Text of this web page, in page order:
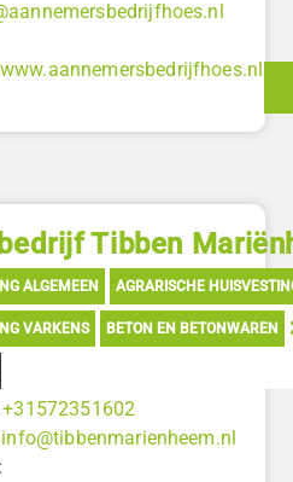
Tibben
ALGEMEEN AGRARISCHE
VARKENS BETON EN BETONWAREN
+31572351602
info@tibbenmarienheem.nl